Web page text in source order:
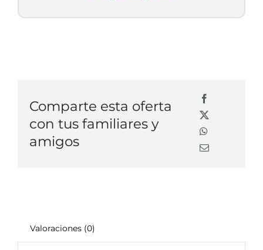
Comparte esta oferta
con tus familiares y
amigos
Valoraciones (0)